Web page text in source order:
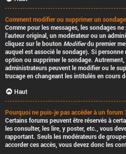
Comment modifier ou supprimer un
Comme pour les messages, les sondages
l’auteur original, un modérateur ou un
cliquez sur le bouton Modifierdu premier
auquel est associé le sondage). Si personne
option ou supprimer le sondage.
administrateurs peuvent le modifier ou le
trucage en changeant les intitulés en cours
Haut
Pourquoi ne puis-je pas accéder à un forum
Certains forums peuvent être réservés à
les consulter, les lire, y poster, etc., vous
rapportant. Seuls les modérateurs de
accorder ces accès, vous devez donc les